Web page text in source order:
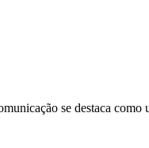
se destaca